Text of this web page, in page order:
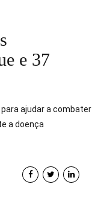
e 37
ajudar a combater
a doença